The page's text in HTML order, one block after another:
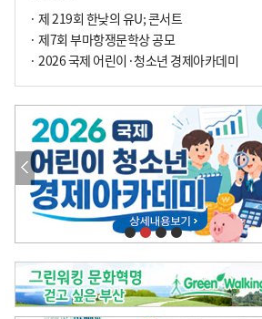
기고[전체보기]
환자의 희망, 헌혈의 힘
대학과 지역 ‘연결’이 지역혁신이다
김준희의 클래식 인사이트[전체보기]
여름날의 애상, 왈츠
빛나는 꿈의 계절, 4월의 노래
김지윤의 우리음악 이야기[전체보기]
세종시대 음악이 전해진 이유
영산회상, 불교음악에서 풍류음악으로
뉴스와 현장[전체보기]
‘800조 투자’ 희비 가른 재생에너지
뜨거워지는 바다, 북쪽으로 열리는 항로
· 제 219회 한낮의 유U; 콘서트
· 제7회 부마항쟁문학상 공모
· 2026 국제 어린이·청소년 경제아카데미